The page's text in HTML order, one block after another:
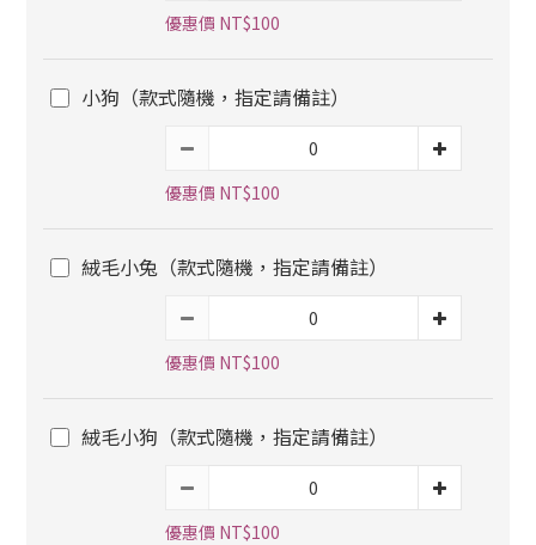
優惠價 NT$100
小狗（款式隨機，指定請備註）
優惠價 NT$100
絨毛小兔（款式隨機，指定請備註）
優惠價 NT$100
絨毛小狗（款式隨機，指定請備註）
優惠價 NT$100